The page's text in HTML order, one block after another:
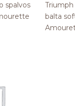
spalvos
balta